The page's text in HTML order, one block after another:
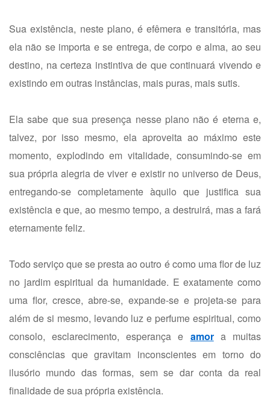
Sua existência, neste plano, é efêmera e transitória, mas
ela não se importa e se entrega, de corpo e alma, ao seu
destino, na certeza instintiva de que continuará vivendo e
existindo em outras instâncias, mais puras, mais sutis.
Ela sabe que sua presença nesse plano não é eterna e,
talvez, por isso mesmo, ela aproveita ao máximo este
momento, explodindo em vitalidade, consumindo-se em
sua própria alegria de viver e existir no universo de Deus,
entregando-se completamente àquilo que justifica sua
existência e que, ao mesmo tempo, a destruirá, mas a fará
eternamente feliz.
Todo serviço que se presta ao outro é como uma flor de luz
no jardim espiritual da humanidade. E exatamente como
uma flor, cresce, abre-se, expande-se e projeta-se para
além de si mesmo, levando luz e perfume espiritual, como
consolo, esclarecimento, esperança e amora muitas
consciências que gravitam inconscientes em torno do
ilusório mundo das formas, sem se dar conta da real
finalidade de sua própria existência.